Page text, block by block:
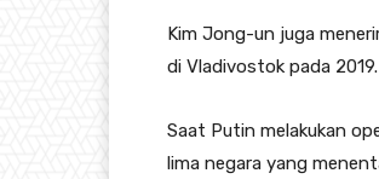
Kim Jong-un juga
di Vladivostok pada 2019.
Saat Putin melakukan
lima negara yang